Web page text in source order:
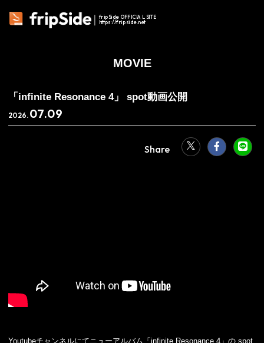
fripSide OFFICIAL SITE
https://fripside.net
MOVIE
「infinite Resonance 4」 spot動画公開
2026. 07.09
Youtubeチャンネルにてニューアルバム「infinite Resonance 4」の spot